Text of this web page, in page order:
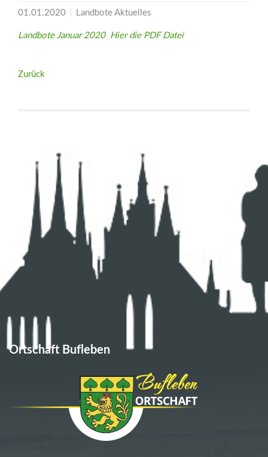
01.01.2020 Landbote Aktuelles
Landbote Januar 2020 Hier die PDF Datei
Zurück
Ortschaft Bufleben